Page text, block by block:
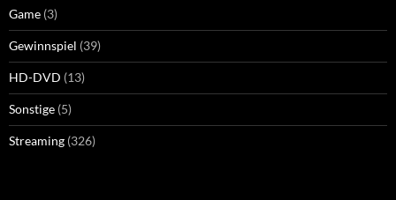
Game (3)
Gewinnspiel (39)
HD-DVD (13)
Sonstige (5)
Streaming (326)